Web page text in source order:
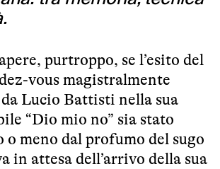
purtroppo, se l’esito del
vous magistralmente
Lucio Battisti nella sua
“Dio mio no” sia stato
meno dal profumo del sugo
in attesa dell’arrivo della sua